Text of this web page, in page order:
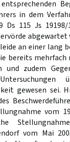
in dem
Ds 115 Js
abgewartet
an einer lang
bereits mehrfach
und zudem
gewesen sei.
vom
vom Mai